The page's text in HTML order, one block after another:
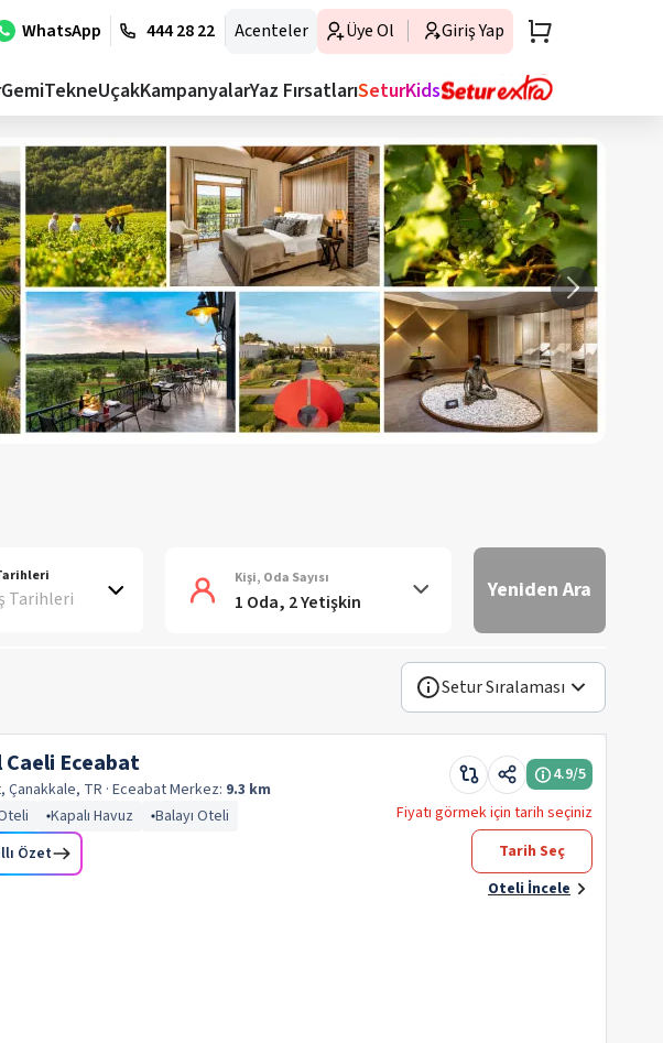
WhatsApp 444 28 22 Acenteler Üye Ol Giriş Yap
GemiTekneUçakKampanyalarYaz FırsatlarıSeturKids
Tarihleri
Kişi, Oda Sayısı
1 Oda, 2 Yetişkin Yeniden Ara
Setur Sıralaması
Eceabat
Çanakkale, TR · EceabatMerkez: 9.3 km
4.9/5
Kapalı Havuz
Balayı Oteli
Özet
Fiyatı görmek için tarih seçiniz
Tarih Seç
Oteli İncele